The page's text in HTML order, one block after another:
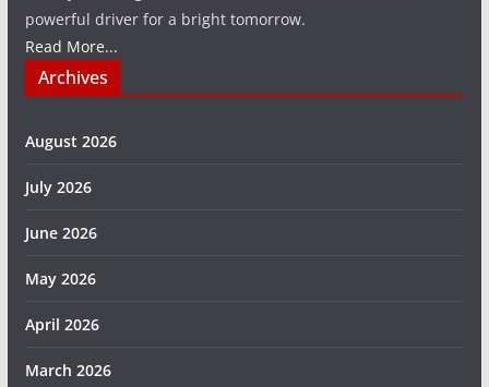
powerful driver for a bright tomorrow.
Read More...
Archives
August 2026
July 2026
June 2026
May 2026
April 2026
March 2026